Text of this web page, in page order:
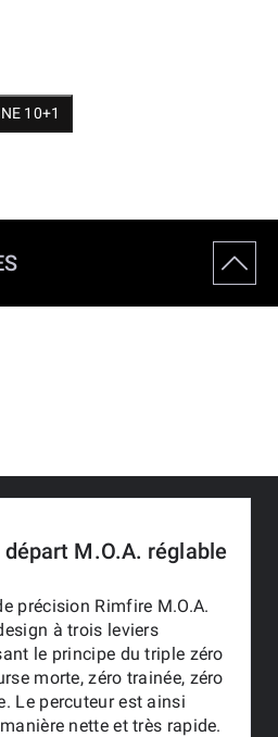
10+1
départ M.O.A. réglable
précision Rimfire M.O.A.
à trois leviers
le principe du triple zéro
morte, zéro trainée, zéro
Le percuteur est ainsi
nette et très rapide.